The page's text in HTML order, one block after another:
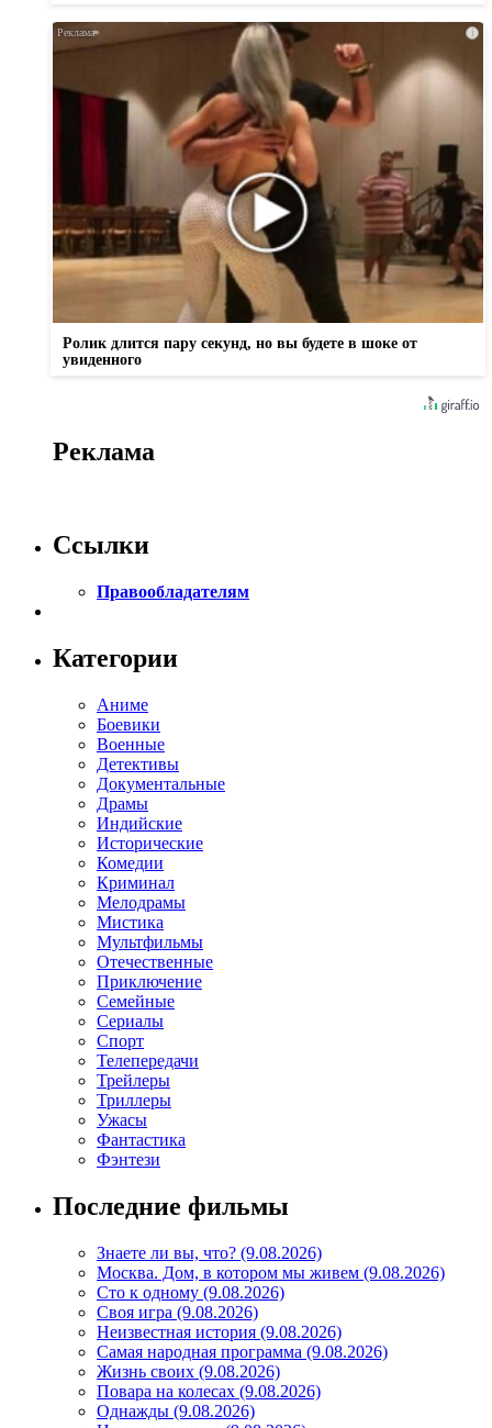
i
Ролик длится пару секунд, но вы будете в шоке от
увиденного
Реклама
Ссылки
Правообладателям
Категории
Аниме
Боевики
Военные
Детективы
Документальные
Драмы
Индийские
Исторические
Комедии
Криминал
Мелодрамы
Мистика
Мультфильмы
Отечественные
Приключение
Семейные
Сериалы
Спорт
Телепередачи
Трейлеры
Триллеры
Ужасы
Фантастика
Фэнтези
Последние фильмы
Знаете ли вы, что? (9.08.2026)
Mосква. Дом, в котором мы живем (9.08.2026)
Сто к одному (9.08.2026)
Своя игра (9.08.2026)
Неизвестная история (9.08.2026)
Самая народная программа (9.08.2026)
Жизнь своих (9.08.2026)
Повара на колесах (9.08.2026)
Однажды (9.08.2026)